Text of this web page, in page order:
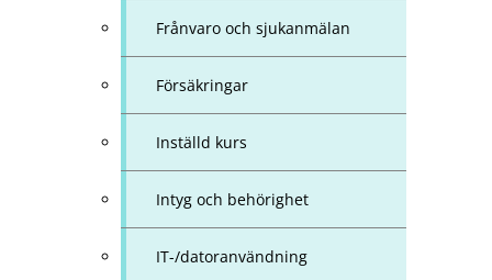
Frånvaro och sjukanmälan
Försäkringar
Inställd kurs
Intyg och behörighet
IT-/datoranvändning